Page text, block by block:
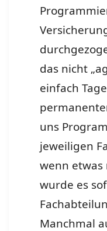
das nicht
einfach
uns
jeweiligen
wenn etwas
wurde es
Manchmal